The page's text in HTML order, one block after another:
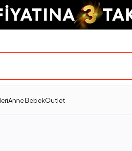
Anne BebekOutlet